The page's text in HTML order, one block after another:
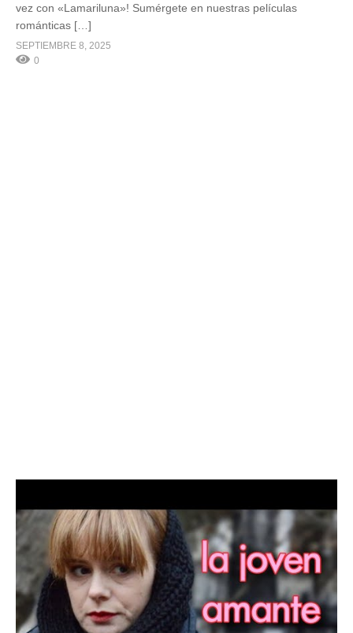
vez con «Lamariluna»! Sumérgete en nuestras películas
románticas […]
SEPTIEMBRE 8, 2025
0